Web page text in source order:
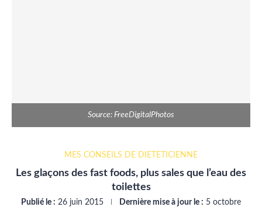
Source: FreeDigitalPhotos
MES CONSEILS DE DIÉTÉTICIENNE
Les glaçons des fast foods, plus sales que l’eau des
toilettes
Publié le : 26 juin 2015 Dernière mise à jour le : 5 octobre